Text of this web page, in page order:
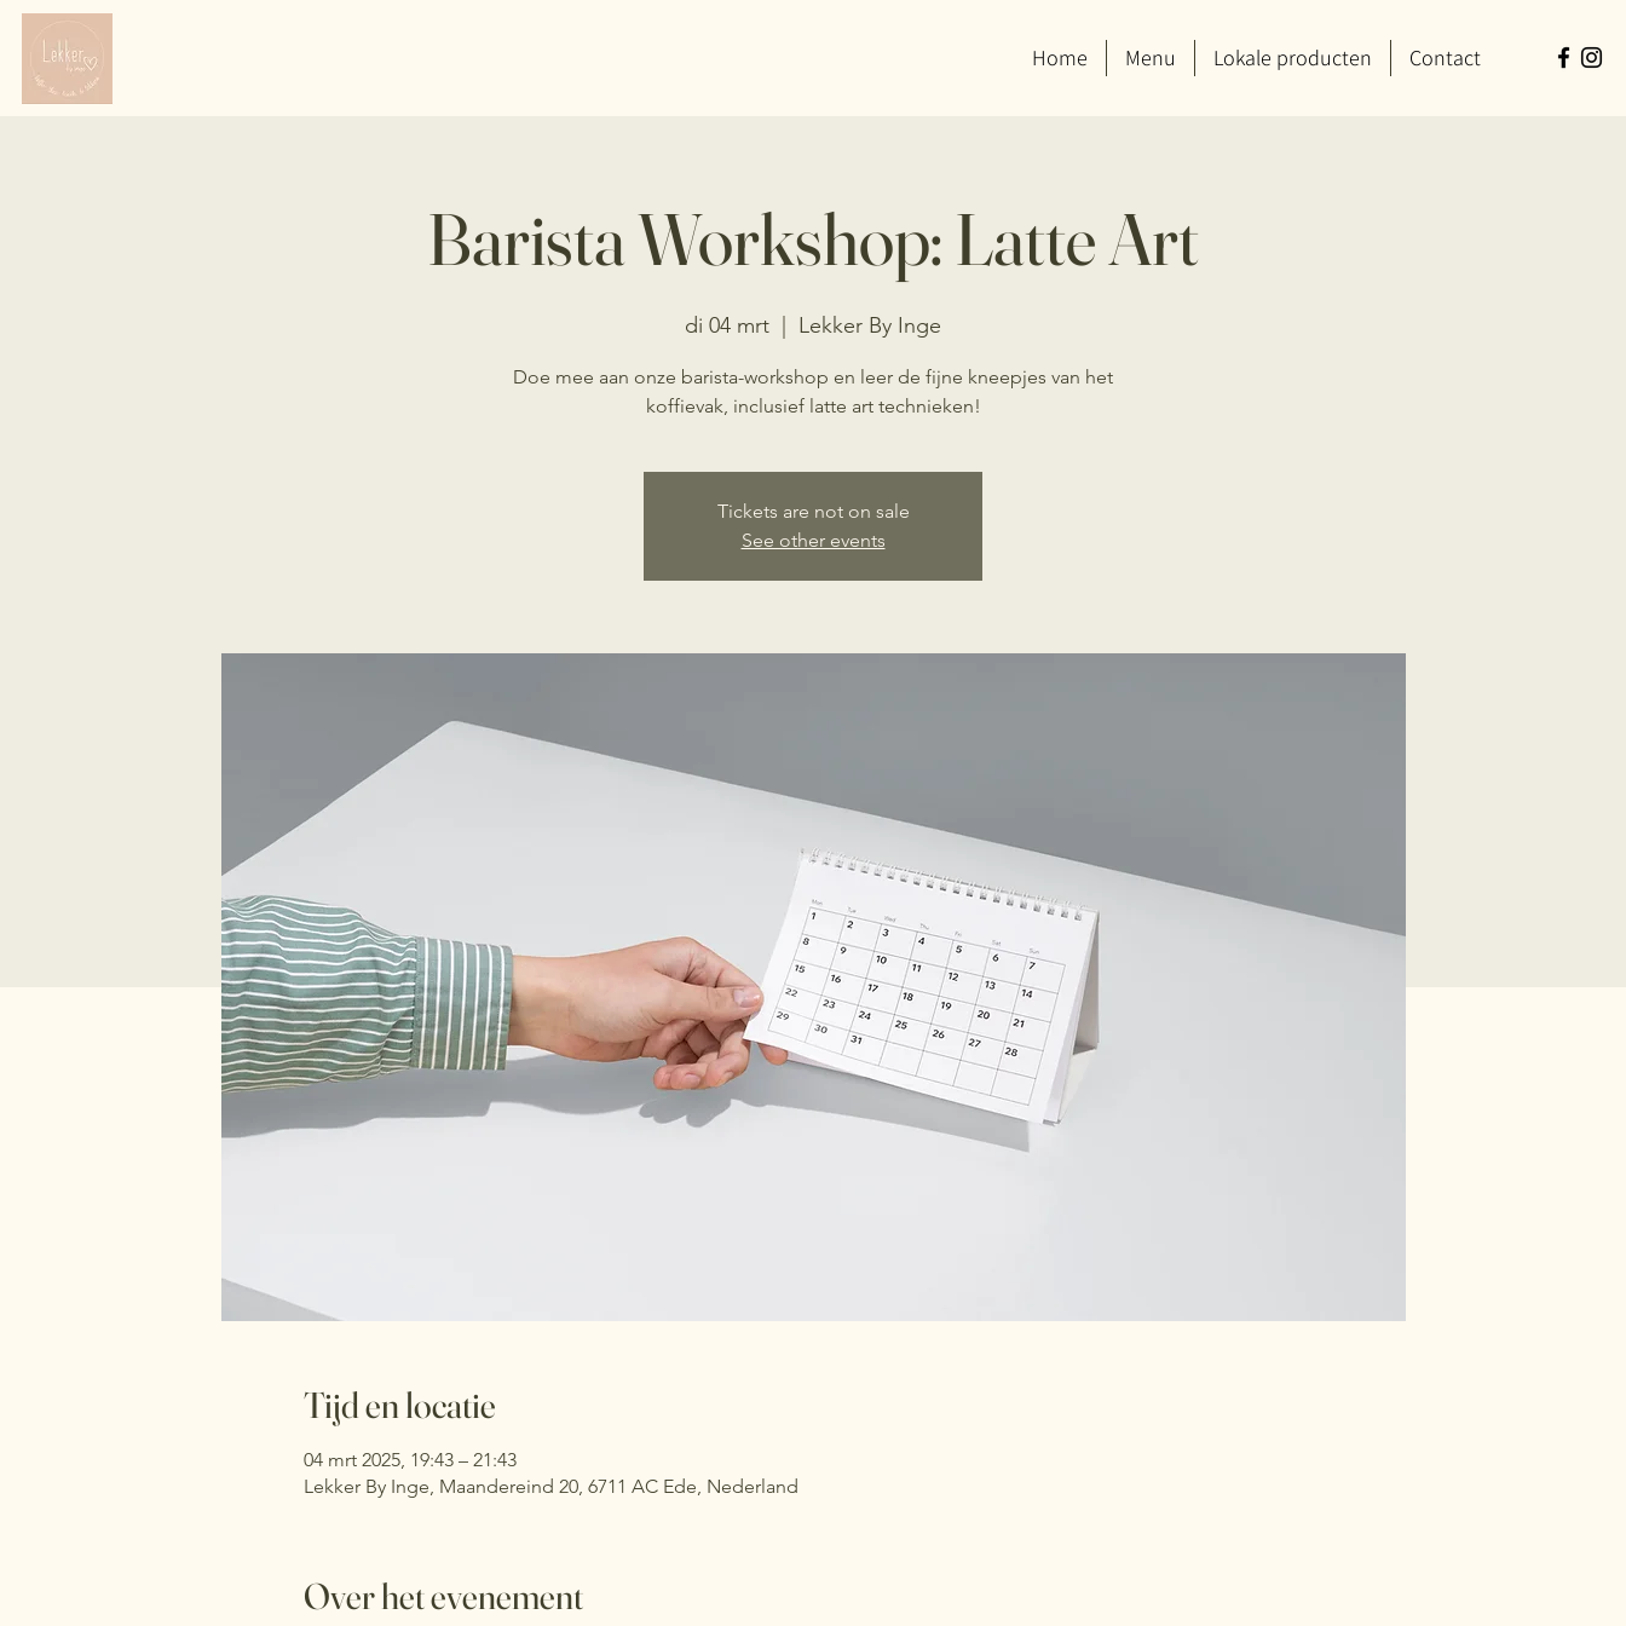
Home Menu Lokale producten Contact
Barista Workshop: Latte Art
di 04 mrt Lekker By Inge
Doe mee aan onze barista-workshop en leer de fijne kneepjes van het
koffievak, inclusief latte art technieken!
Tickets are not on sale
See other events
Tijd en locatie
04 mrt 2025, 19:43 – 21:43
Lekker By Inge, Maandereind 20, 6711 AC Ede, Nederland
Over het evenement